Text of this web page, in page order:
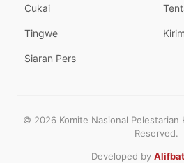
Cukai
Tingwe
Siaran Pers
© 2026 Komite Nasional Pelestarian
Reserved.
Developed by